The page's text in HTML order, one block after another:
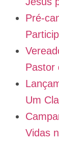
Pré-
Pastor
Um
Vidas